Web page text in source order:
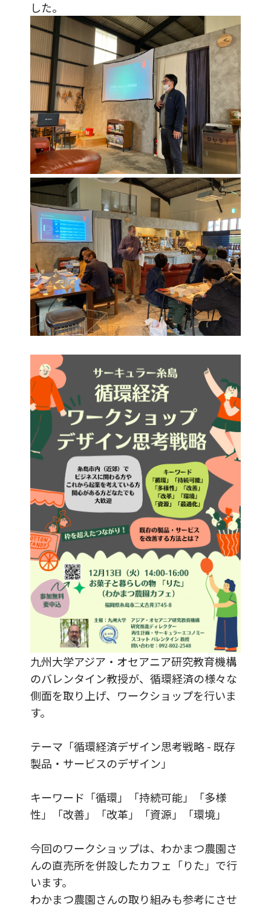
した。
九州大学アジア・オセアニア研究教育機構
のバレンタイン教授が、循環経済の様々な
側面を取り上げ、ワークショップを行いま
す。
テーマ「循環経済デザイン思考戦略 - 既存
製品・サービスのデザイン」
キーワード「循環」「持続可能」「多様
性」「改善」「改革」「資源」「環境」
今回のワークショップは、わかまつ農園さ
んの直売所を併設したカフェ「りた」で行
います。
わかまつ農園さんの取り組みも参考にさせ